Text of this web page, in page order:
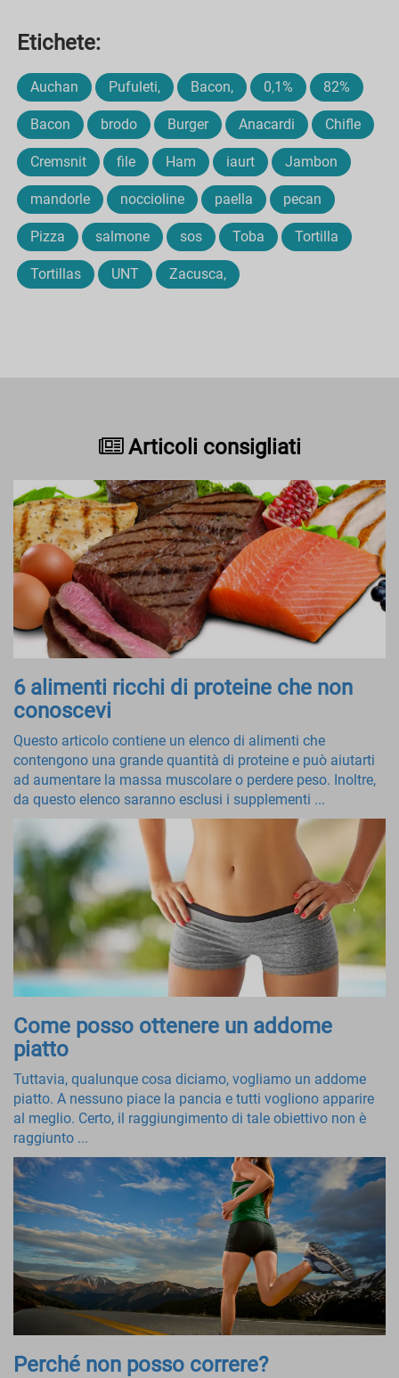
Etichete:
Auchan Pufuleti, Bacon, 0,1% 82%
Bacon brodo Burger Anacardi Chifle
Cremsnit file Ham iaurt Jambon
mandorle noccioline paella pecan
Pizza salmone sos Toba Tortilla
Tortillas UNT Zacusca,
Articoli consigliati
6 alimenti ricchi di proteine ​​che non
conoscevi
Questo articolo contiene un elenco di alimenti che
contengono una grande quantità di proteine ​​e può aiutarti
ad aumentare la massa muscolare o perdere peso. Inoltre,
da questo elenco saranno esclusi i supplementi ...
Come posso ottenere un addome
piatto
Tuttavia, qualunque cosa diciamo, vogliamo un addome
piatto. A nessuno piace la pancia e tutti vogliono apparire
al meglio. Certo, il raggiungimento di tale obiettivo non è
raggiunto ...
Perché non posso correre?